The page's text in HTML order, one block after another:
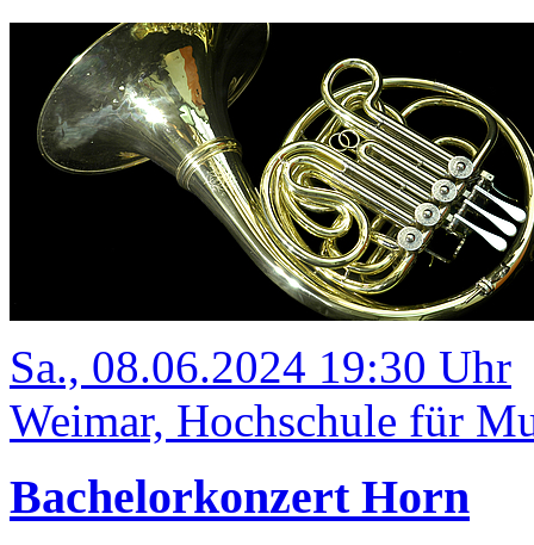
Sa., 08.06.2024 19:30 Uhr
Weimar, Hochschule für
Bachelorkonzert Horn